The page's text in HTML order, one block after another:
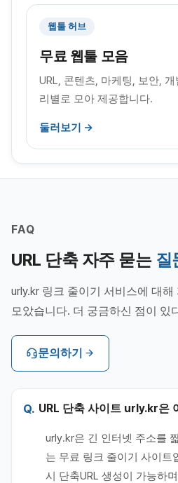
웹툴 허브
무료 웹툴 모음
URL, 콘텐츠, 마케팅, 보안,
리별로 모아 제공합니다.
둘러보기 →
FAQ
URL 단축 자주 묻는 질
urly.kr 링크 줄이기 서비스에 대
모았습니다. 더 궁금하신 점이 있
문의하기
URL 단축 사이트 urly.kr은
urly.kr은 긴 인터넷 주소를
는 무료 링크 줄이기 사이트
시 단축URL 생성이 가능하